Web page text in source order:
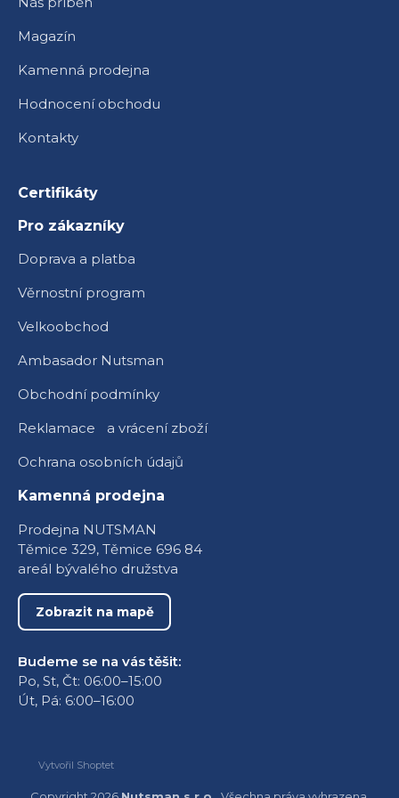
Magazín
Kamenná prodejna
Hodnocení obchodu
Kontakty
Certifikáty
Pro zákazníky
Doprava a platba
Věrnostní program
Velkoobchod
Ambasador Nutsman
Obchodní podmínky
Reklamace a vrácení zboží
Ochrana osobních údajů
Kamenná prodejna
Prodejna NUTSMAN
Těmice 329, Těmice 696 84
areál bývalého družstva
Zobrazit na mapě
Budeme se na vás těšit:
Po, St, Čt: 06:00–15:00
Út, Pá: 6:00–16:00
Vytvořil Shoptet